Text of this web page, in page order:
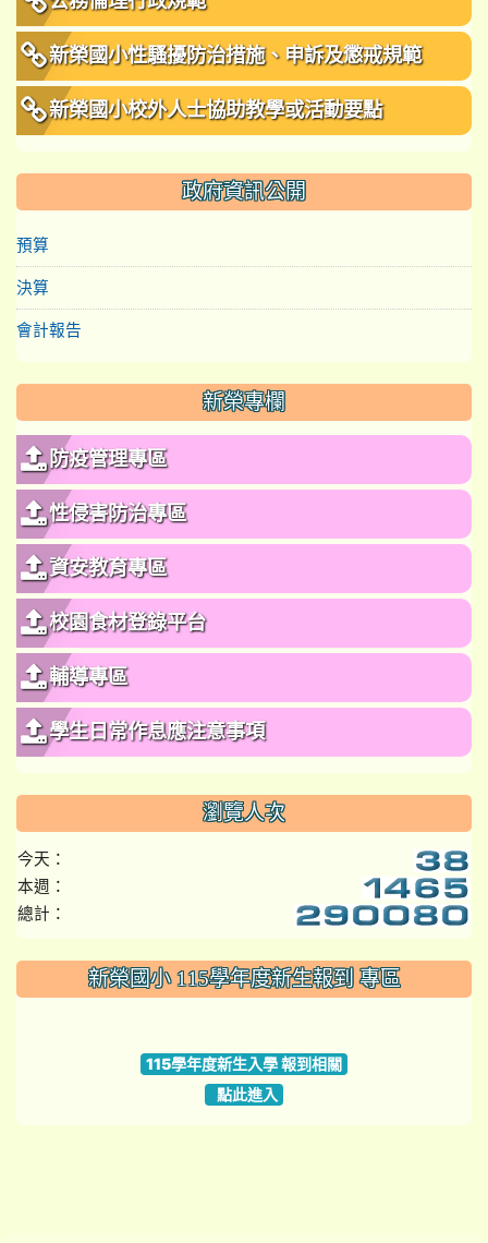
新榮國小性騷擾防治措施、申訴及懲戒規範
新榮國小校外人士協助教學或活動要點
政府資訊公開
預算
決算
會計報告
新榮專欄
防疫管理專區
性侵害防治專區
資安教育專區
校園食材登錄平台
輔導專區
學生日常作息應注意事項
瀏覽人次
今天：
本週：
總計：
::: 新榮國小 115學年度新生報到 專區
115學年度新生入學 報到相關
點此進入